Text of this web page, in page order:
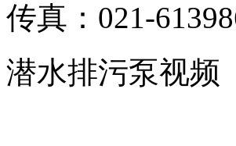
传真：021-
潜水排污泵视频